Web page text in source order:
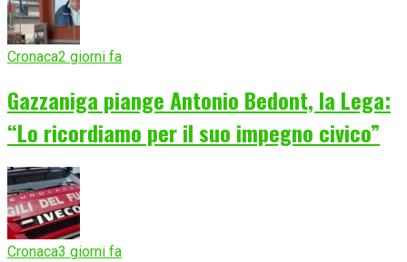
Cronaca2 giorni fa
Gazzaniga piange Antonio Bedont, la Lega:
“Lo ricordiamo per il suo impegno civico”
Cronaca3 giorni fa